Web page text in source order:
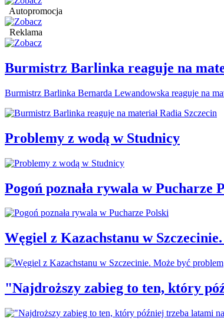
Autopromocja
Reklama
Burmistrz Barlinka reaguje na
Burmistrz Barlinka Bernarda Lewandowska reaguje na
Problemy z wodą w Studnicy
Pogoń poznała rywala w Pucharze
Węgiel z Kazachstanu w
"Najdroższy zabieg to ten, który